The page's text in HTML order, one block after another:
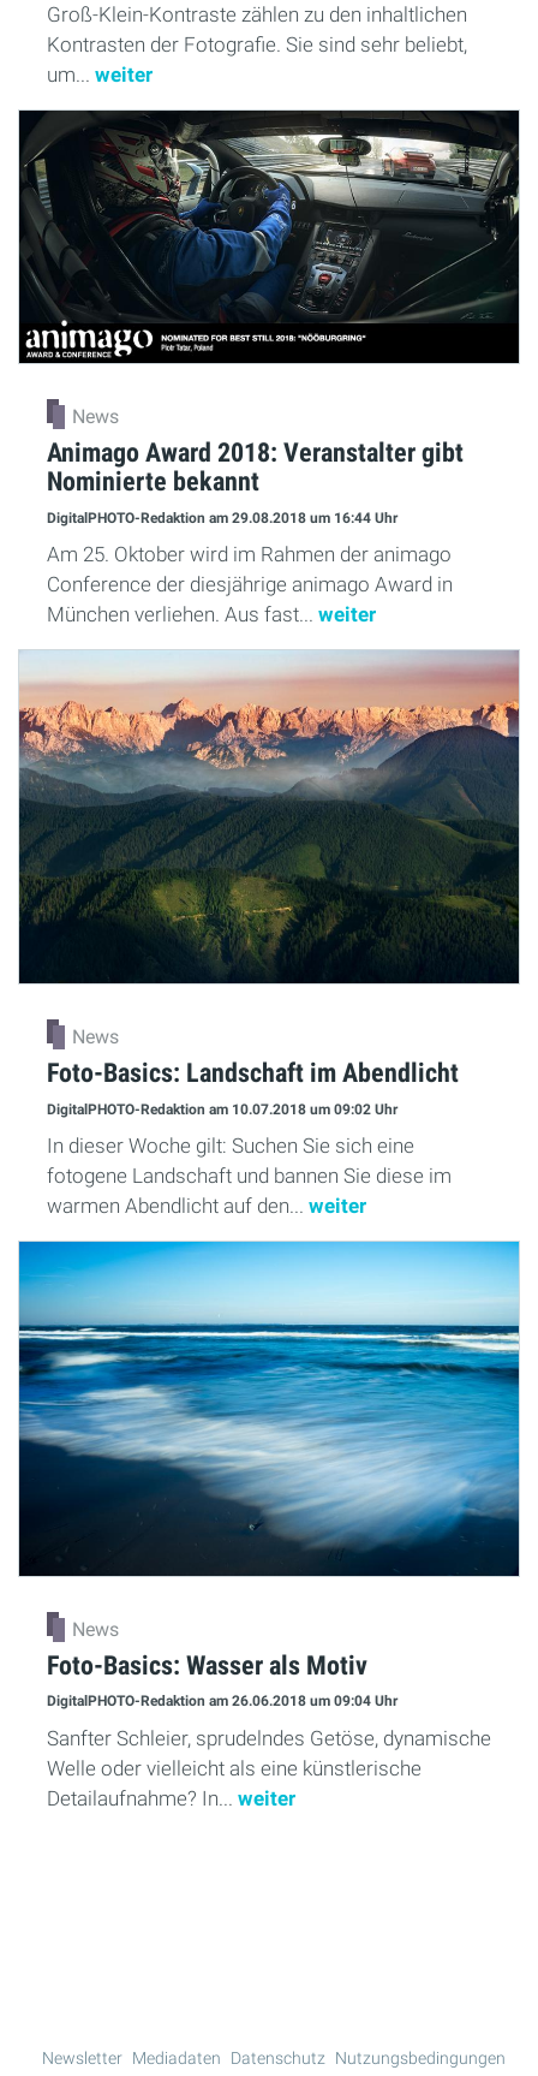
Groß-Klein-Kontraste zählen zu den inhaltlichen
Kontrasten der Fotografie. Sie sind sehr beliebt,
um... weiter
News
Animago Award 2018: Veranstalter gibt
Nominierte bekannt
DigitalPHOTO-Redaktion am 29.08.2018 um 16:44 Uhr
Am 25. Oktober wird im Rahmen der animago
Conference der diesjährige animago Award in
München verliehen. Aus fast... weiter
News
Foto-Basics: Landschaft im Abendlicht
DigitalPHOTO-Redaktion am 10.07.2018 um 09:02 Uhr
In dieser Woche gilt: Suchen Sie sich eine
fotogene Landschaft und bannen Sie diese im
warmen Abendlicht auf den... weiter
News
Foto-Basics: Wasser als Motiv
DigitalPHOTO-Redaktion am 26.06.2018 um 09:04 Uhr
Sanfter Schleier, sprudelndes Getöse, dynamische
Welle oder vielleicht als eine künstlerische
Detailaufnahme? In... weiter
Newsletter Mediadaten Datenschutz
Nutzungsbedingungen